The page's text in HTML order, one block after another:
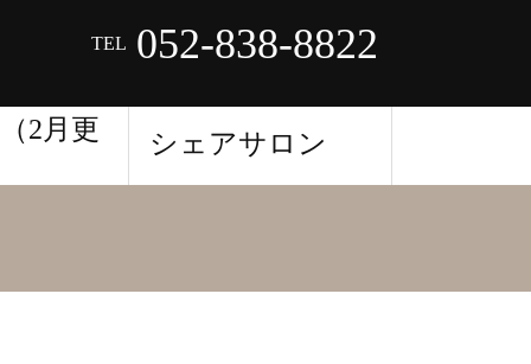
TEL 052-838-8822
2月更 シェアサロン